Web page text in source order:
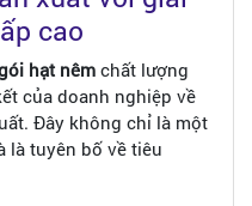
cao
hạt nêm chất lượng
của doanh nghiệp về
Đây không chỉ là một
là tuyên bố về tiêu